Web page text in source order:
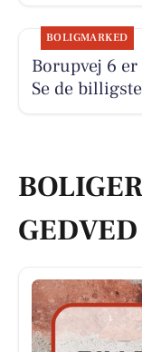
BOLIGMARKED
Borupvej 6
Se de
GEDVED